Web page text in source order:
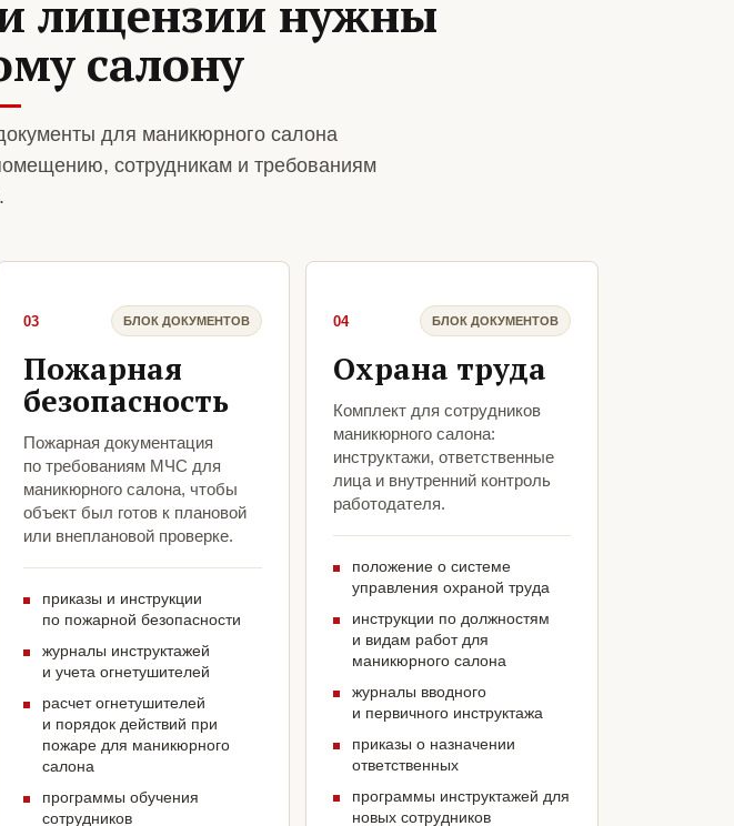
лицензии нужны
салону
для маникюрного салона
сотрудникам и требованиям
03 БЛОК ДОКУМЕНТОВ
Пожарная
безопасность
Пожарная документация
по требованиям МЧС для
маникюрного салона, чтобы
объект был готов к плановой
или внеплановой проверке.
приказы и инструкции
по пожарной безопасности
журналы инструктажей
и учета огнетушителей
расчет огнетушителей
и порядок действий при
пожаре для маникюрного
салона
программы обучения
сотрудников
04 БЛОК ДОКУМЕНТОВ
Охрана труда
Комплект для сотрудников
маникюрного салона:
инструктажи, ответственные
лица и внутренний контроль
работодателя.
положение о системе
управления охраной труда
инструкции по должностям
и видам работ для
маникюрного салона
журналы вводного
и первичного инструктажа
приказы о назначении
ответственных
программы инструктажей для
новых сотрудников